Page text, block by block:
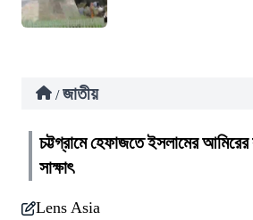
/ জাতীয়
চট্টগ্রামে হেফাজতে ইসলামের আমিরের
সাক্ষাৎ
Lens Asia